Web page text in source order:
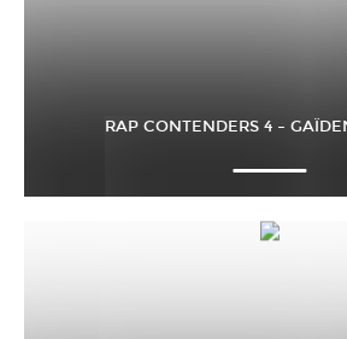
RAP CONTENDERS 4 –